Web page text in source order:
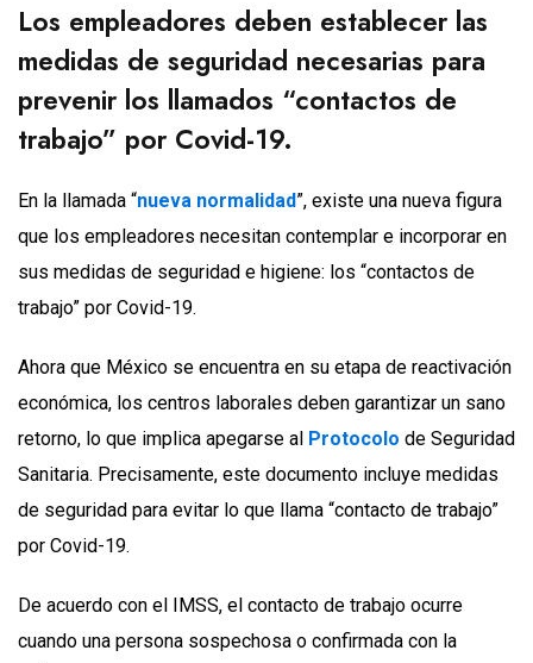
Los empleadores deben establecer las
medidas de seguridad necesarias para
prevenir los llamados “contactos de
trabajo” por Covid-19.
En la llamada “nueva normalidad”, existe una nueva figura
que los empleadores necesitan contemplar e incorporar en
sus medidas de seguridad e higiene: los “contactos de
trabajo” por Covid-19.
Ahora que México se encuentra en su etapa de reactivación
económica, los centros laborales deben garantizar un sano
retorno, lo que implica apegarse al Protocolo de Seguridad
Sanitaria. Precisamente, este documento incluye medidas
de seguridad para evitar lo que llama “contacto de trabajo”
por Covid-19.
De acuerdo con el IMSS, el contacto de trabajo ocurre
cuando una persona sospechosa o confirmada con la